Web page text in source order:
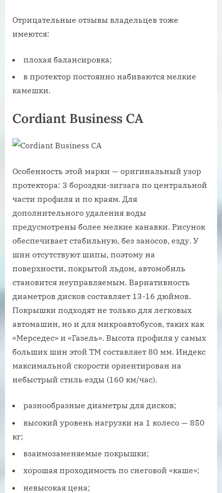
Отрицательные отзывы владельцев тоже
имеются:
плохая балансировка;
в протектор постоянно набиваются мелкие
камешки.
Cordiant Business CA
Особенность этой марки — оригинальный узор
протектора: 3 бороздки-зигзага по центральной
части профиля и по краям. Для
дополнительного удаления воды
предусмотрены более мелкие канавки. Рисунок
обеспечивает стабильную, без заносов, езду. У
шин отсутствуют шипы, поэтому на
поверхности, покрытой льдом, автомобиль
становится неуправляемым. Вариативность
диаметров дисков составляет 13-16 дюймов.
Покрышки подходят не только для легковых
автомашин, но и для микроавтобусов, таких как
«Мерседес» и «Газель». Высота профиля у самых
больших шин этой ТМ составляет 80 мм. Индекс
максимальной скорости ориентирован на
небыстрый стиль езды (160 км/час).
разнообразные диаметры для дисков;
высокий уровень нагрузки на 1 колесо — 850
кг;
взаимозаменяемые покрышки;
хорошая проходимость по снеговой «каше»;
невысокая цена;